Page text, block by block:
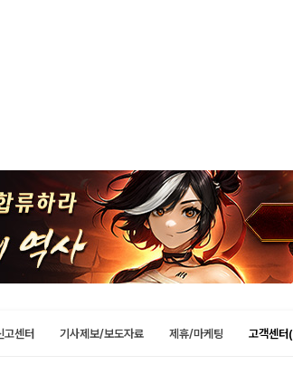
고센터 기사제보/보도자료 제휴/마케팅 고객센